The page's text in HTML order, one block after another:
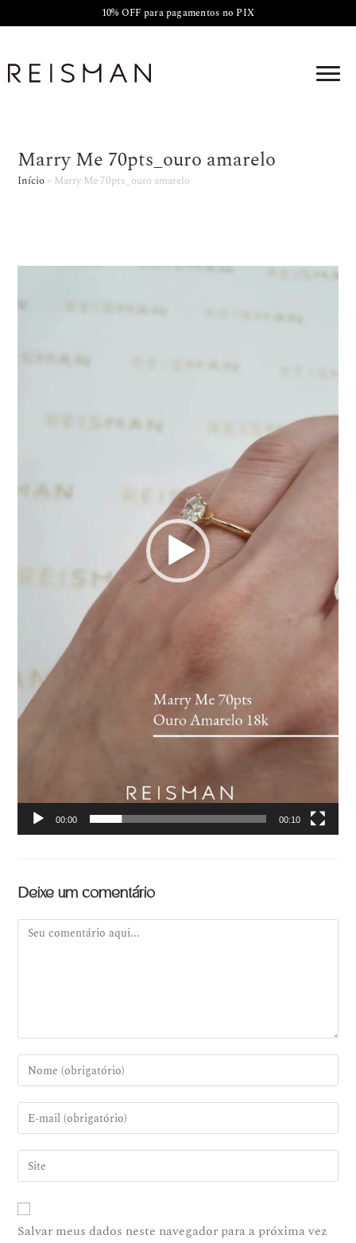
10% OFF para pagamentos no PIX
Marry Me 70pts_ouro amarelo
Início » Marry Me 70pts_ouro amarelo
de
00:00 00:10
Deixe um comentário
Salvar meus dados neste navegador para a próxima vez